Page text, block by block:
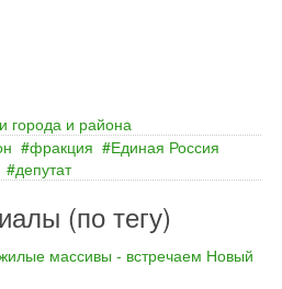
города и района
фракция
Единая Россия
депутат
(по тегу)
массивы - встречаем Новый